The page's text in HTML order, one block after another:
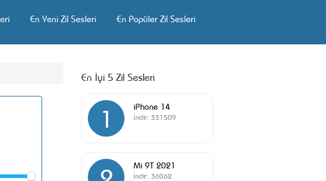
En Yeni Zil Sesleri En Popüler Zil Sesleri
Volume
En İyi 5 Zil Sesleri
1 iPhone 14
İndir: 331509
Mi 9T 2021
İndir: 36062